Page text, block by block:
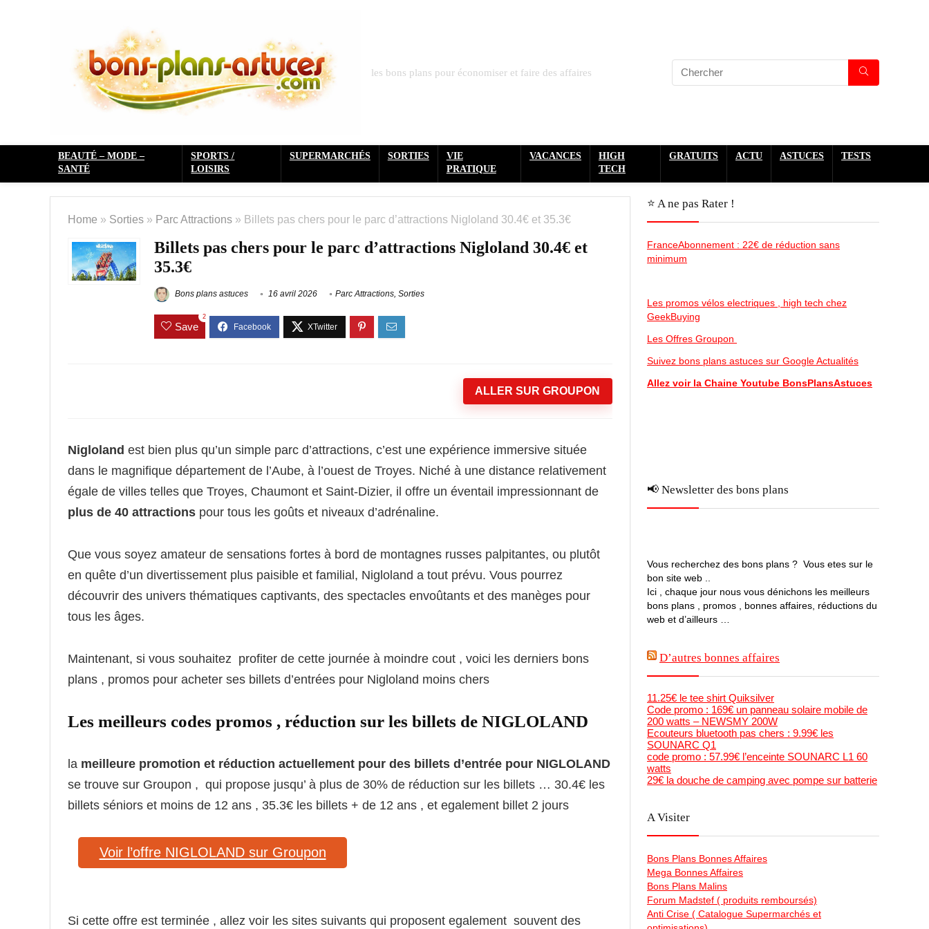
les bons plans pour économiser et faire des affaires
BEAUTÉ – MODE –
SANTÉ
SPORTS /
LOISIRS
SUPERMARCHÉS SORTIES
VIE
PRATIQUE
VACANCES
HIGH
TECH
GRATUITS ACTU ASTUCES TESTS
Home » Sorties » Parc Attractions » Billets pas chers pour le parc d’attractions Nigloland 30.4€ et 35.3€
Billets pas chers pour le parc d’attractions Nigloland 30.4€ et
35.3€
Bons plans astuces 16 avril 2026 Parc Attractions, Sorties
Save
2
ALLER SUR GROUPON
Nigloland est bien plus qu’un simple parc d’attractions, c’est une expérience immersive située
dans le magnifique département de l’Aube, à l’ouest de Troyes. Niché à une distance relativement
égale de villes telles que Troyes, Chaumont et Saint-Dizier, il offre un éventail impressionnant de
plus de 40 attractions pour tous les goûts et niveaux d’adrénaline.
Que vous soyez amateur de sensations fortes à bord de montagnes russes palpitantes, ou plutôt
en quête d’un divertissement plus paisible et familial, Nigloland a tout prévu. Vous pourrez
découvrir des univers thématiques captivants, des spectacles envoûtants et des manèges pour
tous les âges.
Maintenant, si vous souhaitez profiter de cette journée à moindre cout , voici les derniers bons
plans , promos pour acheter ses billets d’entrées pour Nigloland moins chers
Les meilleurs codes promos , réduction sur les billets de NIGLOLAND
la meilleure promotion et réduction actuellement pour des billets d’entrée pour NIGLOLAND
se trouve sur Groupon , qui propose jusqu’ à plus de 30% de réduction sur les billets … 30.4€ les
billets séniors et moins de 12 ans , 35.3€ les billets + de 12 ans , et egalement billet 2 jours
Voir l’offre NIGLOLAND sur Groupon
Si cette offre est terminée , allez voir les sites suivants qui proposent egalement souvent des
⭐️ A ne pas Rater !
FranceAbonnement : 22€ de réduction sans
minimum
Les promos vélos electriques , high tech chez
GeekBuying
Les Offres Groupon
Suivez bons plans astuces sur Google Actualités
Allez voir la Chaine Youtube BonsPlansAstuces
📢 Newsletter des bons plans
Vous recherchez des bons plans ? Vous etes sur le
bon site web ..
Ici , chaque jour nous vous dénichons les meilleurs
bons plans , promos , bonnes affaires, réductions du
web et d’ailleurs …
D’autres bonnes affaires
11.25€ le tee shirt Quiksilver
Code promo : 169€ un panneau solaire mobile de
200 watts – NEWSMY 200W
Ecouteurs bluetooth pas chers : 9.99€ les
SOUNARC Q1
code promo : 57.99€ l’enceinte SOUNARC L1 60
watts
29€ la douche de camping avec pompe sur batterie
A Visiter
Bons Plans Bonnes Affaires
Mega Bonnes Affaires
Bons Plans Malins
Forum Madstef ( produits remboursés)
Anti Crise ( Catalogue Supermarchés et